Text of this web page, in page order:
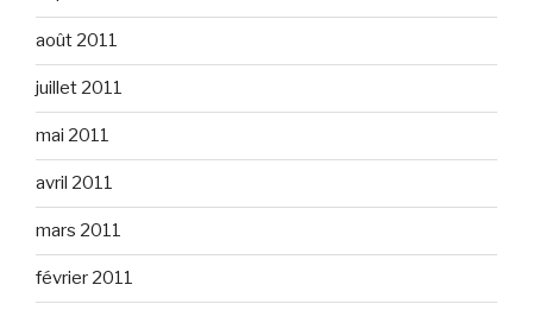
août 2011
juillet 2011
mai 2011
avril 2011
mars 2011
février 2011